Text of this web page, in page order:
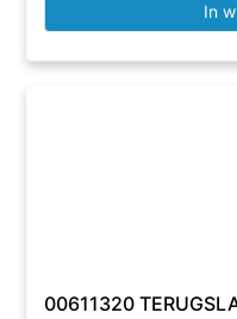
In
00611320